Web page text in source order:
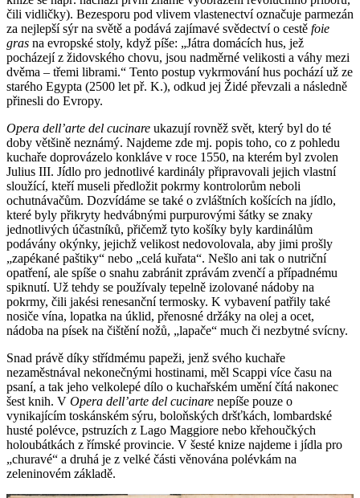
čili vidličky). Bezesporu pod vlivem vlastenectví označuje parmezán
za nejlepší sýr na světě a podává zajímavé svědectví o cestě foie
gras na evropské stoly, když píše: „Játra domácích hus, jež
pocházejí z židovského chovu, jsou nadměrné velikosti a váhy mezi
dvěma – třemi librami.“ Tento postup vykrmování hus pochází už ze
starého Egypta (2500 let př. K.), odkud jej Židé převzali a následně
přinesli do Evropy.
Opera dell’arte del cucinare ukazují rovněž svět, který byl do té
doby většině neznámý. Najdeme zde mj. popis toho, co z pohledu
kuchaře doprovázelo konkláve v roce 1550, na kterém byl zvolen
Julius III. Jídlo pro jednotlivé kardinály připravovali jejich vlastní
sloužící, kteří museli předložit pokrmy kontrolorům neboli
ochutnávačům. Dozvídáme se také o zvláštních košících na jídlo,
které byly přikryty hedvábnými purpurovými šátky se znaky
jednotlivých účastníků, přičemž tyto košíky byly kardinálům
podávány okýnky, jejichž velikost nedovolovala, aby jimi prošly
„zapékané paštiky“ nebo „celá kuřata“. Nešlo ani tak o nutriční
opatření, ale spíše o snahu zabránit zprávám zvenčí a případnému
spiknutí. Už tehdy se používaly tepelně izolované nádoby na
pokrmy, čili jakési renesanční termosky. K vybavení patřily také
nosiče vína, lopatka na úklid, přenosné držáky na olej a ocet,
nádoba na písek na čištění nožů, „lapače“ much či nezbytné svícny.
Snad právě díky střídmému papeži, jenž svého kuchaře
nezaměstnával nekonečnými hostinami, měl Scappi více času na
psaní, a tak jeho velkolepé dílo o kuchařském umění čítá nakonec
šest knih. V Opera dell’arte del cucinare nepíše pouze o
vynikajícím toskánském sýru, boloňských dršťkách, lombardské
husté polévce, pstruzích z Lago Maggiore nebo křehoučkých
holoubátkách z římské provincie. V šesté knize najdeme i jídla pro
„churavé“ a druhá je z velké části věnována polévkám na
zeleninovém základě.